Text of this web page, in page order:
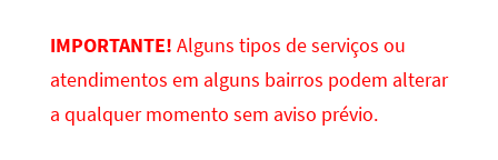
IMPORTANTE! Alguns tipos de serviços ou
atendimentos em alguns bairros podem alterar
a qualquer momento sem aviso prévio.